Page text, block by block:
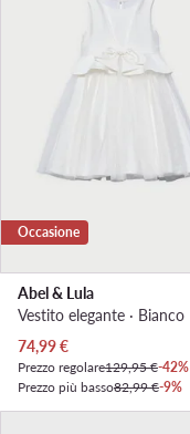
Occasione
Abel & Lula
Vestito elegante · Bianco
Prezzo attuale
74,99€
Prezzo regolare129,95 €-42%
Prezzo più basso82,99 €-9%